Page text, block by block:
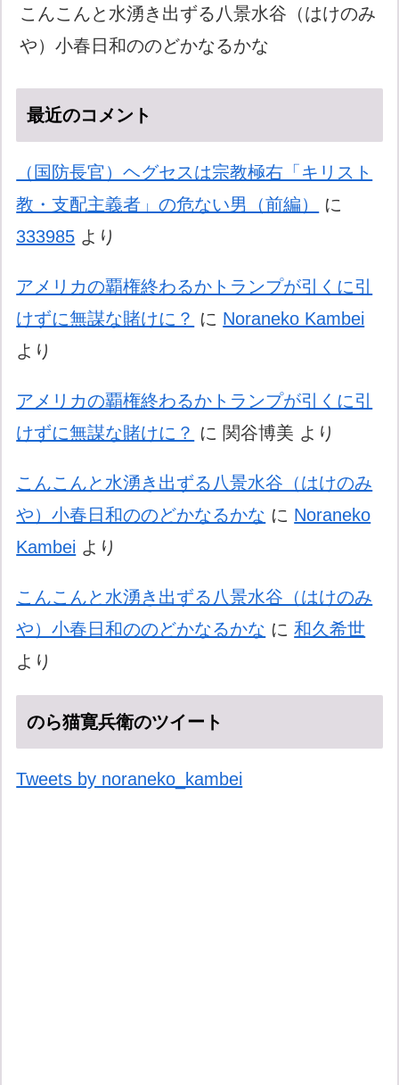
こんこんと水湧き出ずる八景水谷（はけのみ
や）小春日和ののどかなるかな
最近のコメント
（国防長官）ヘグセスは宗教極右「キリスト
教・支配主義者」の危ない男（前編）
に
333985 より
アメリカの覇権終わるかトランプが引くに引
けずに無謀な賭けに？ に Noraneko Kambei
より
アメリカの覇権終わるかトランプが引くに引
けずに無謀な賭けに？ に 関谷博美 より
こんこんと水湧き出ずる八景水谷（はけのみ
や）小春日和ののどかなるかな に Noraneko
Kambei より
こんこんと水湧き出ずる八景水谷（はけのみ
や）小春日和ののどかなるかな に和久希世
より
のら猫寛兵衛のツイート
Tweets by noraneko_kambei